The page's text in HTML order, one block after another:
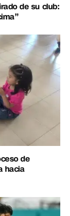
de su club:
de
hacia